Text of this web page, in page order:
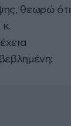
θεωρώ ότι
κ.